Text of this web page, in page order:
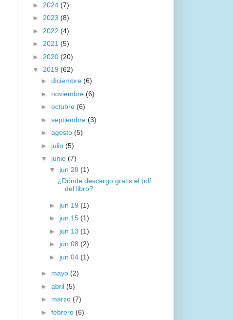
► 2024 (7)
► 2023 (8)
► 2022 (4)
► 2021 (5)
► 2020 (20)
▼ 2019 (62)
► diciembre (6)
► noviembre (6)
► octubre (6)
► septiembre (3)
► agosto (5)
► julio (5)
▼ junio (7)
▼ jun 28 (1)
¿Dónde descargo gratis el pdf
del libro?
► jun 19 (1)
► jun 15 (1)
► jun 13 (1)
► jun 08 (2)
► jun 04 (1)
► mayo (2)
► abril (5)
► marzo (7)
► febrero (6)